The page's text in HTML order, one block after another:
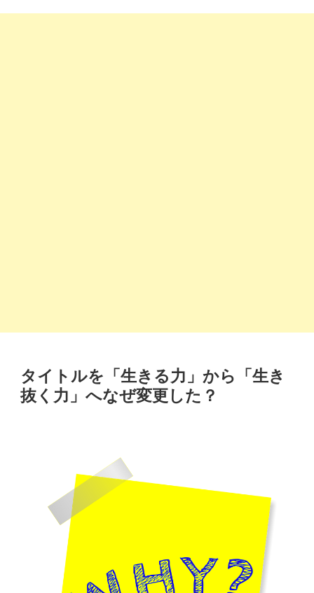
タイトルを「生きる力」から「生き
抜く力」へなぜ変更した？